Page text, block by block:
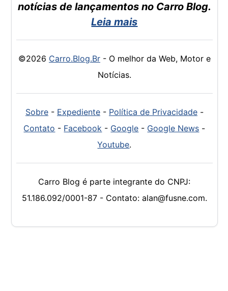
notícias de lançamentos no Carro Blog.
Leia mais
©2026 Carro.Blog.Br- O melhor da Web, Motor e
Notícias.
Sobre- Expediente- Política de Privacidade-
Contato - Facebook - Google - Google News -
Youtube.
Carro Blog é parte integrante do CNPJ:
51.186.092/0001-87 - Contato: alan@fusne.com.